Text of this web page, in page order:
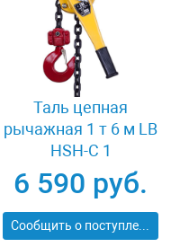
Таль цепная
рычажная 1 т 6 м LB
HSH-C 1
6 590 руб.
Сообщить о поступлении